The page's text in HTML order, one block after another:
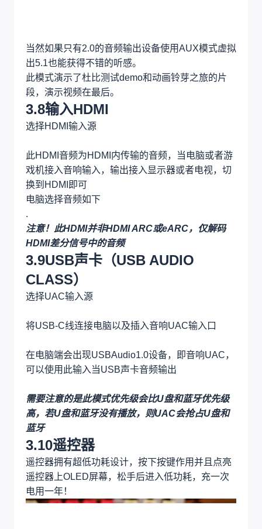
当然如果只有2.0的音频输出设备使用AUX模式虚拟
出5.1也能获得不错的听感。
此模式演示了杜比测试demo和动画铃芽之旅的片
段，演示视频在最后。
3.8输入HDMI
此HDMI音频为HDMI内传输的音频，当电脑或者游
戏机接入音响输入，输出接入显示器或者电视，切
换到HDMI即可
.
注意！此HDMI并非HDMI ARC或eARC，仅解码
HDMI差分信号中的音频
3.9USB声卡（USB AUDIO
CLASS）
在电脑端会出现USBAudio1.0设备，即音响UAC，
需要注意的是此模式优先级会比U盘和蓝牙优先级
高，若U盘和蓝牙没有播放，则UAC会抢占U盘和
蓝牙
3.10遥控器
遥控器拥有超低功耗设计，按下按键作用并且点亮
遥控器上OLED屏幕，松手后进入低功耗，充一次
电用一年！